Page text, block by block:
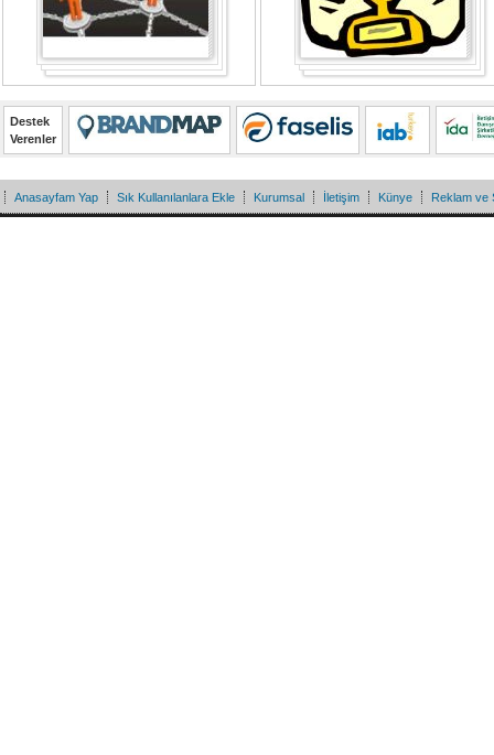
Destek
Verenler
Anasayfam Yap Sık Kullanılanlara Ekle Kurumsal İletişim Künye Reklam ve